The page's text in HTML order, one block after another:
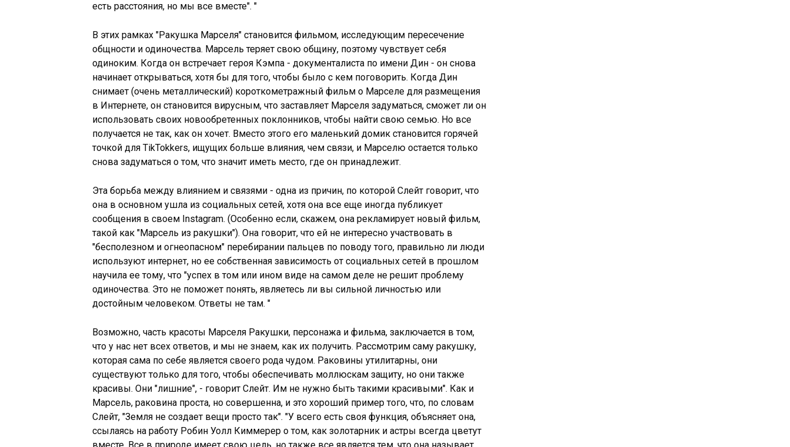
есть расстояния, но мы все вместе". "
В этих рамках "Ракушка Марселя" становится фильмом, исследующим пересечение
общности и одиночества. Марсель теряет свою общину, поэтому чувствует себя
одиноким. Когда он встречает героя Кэмпа - документалиста по имени Дин - он снова
начинает открываться, хотя бы для того, чтобы было с кем поговорить. Когда Дин
снимает (очень металлический) короткометражный фильм о Марселе для размещения
в Интернете, он становится вирусным, что заставляет Марселя задуматься, сможет ли он
использовать своих новообретенных поклонников, чтобы найти свою семью. Но все
получается не так, как он хочет. Вместо этого его маленький домик становится горячей
точкой для TikTokkers, ищущих больше влияния, чем связи, и Марселю остается только
снова задуматься о том, что значит иметь место, где он принадлежит.
Эта борьба между влиянием и связями - одна из причин, по которой Слейт говорит, что
она в основном ушла из социальных сетей, хотя она все еще иногда публикует
сообщения в своем Instagram. (Особенно если, скажем, она рекламирует новый фильм,
такой как "Марсель из ракушки"). Она говорит, что ей не интересно участвовать в
"бесполезном и огнеопасном" перебирании пальцев по поводу того, правильно ли люди
используют интернет, но ее собственная зависимость от социальных сетей в прошлом
научила ее тому, что "успех в том или ином виде на самом деле не решит проблему
одиночества. Это не поможет понять, являетесь ли вы сильной личностью или
достойным человеком. Ответы не там. "
Возможно, часть красоты Марселя Ракушки, персонажа и фильма, заключается в том,
что у нас нет всех ответов, и мы не знаем, как их получить. Рассмотрим саму ракушку,
которая сама по себе является своего рода чудом. Раковины утилитарны, они
существуют только для того, чтобы обеспечивать моллюскам защиту, но они также
красивы. Они "лишние", - говорит Слейт. Им не нужно быть такими красивыми". Как и
Марсель, раковина проста, но совершенна, и это хороший пример того, что, по словам
Слейт, "Земля не создает вещи просто так". "У всего есть своя функция, объясняет она,
ссылаясь на работу Робин Уолл Киммерер о том, как золотарник и астры всегда цветут